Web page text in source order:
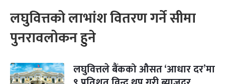
लघुवित्तको लाभांश वितरण गर्ने सीमा
पुनरावलोकन हुने
लघुवित्तले बैंकको औसत ‘आधार दर’मा